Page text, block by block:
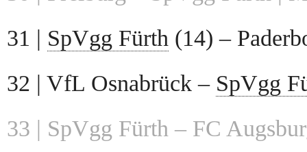
31 | SpVgg Fürth (14) –
32 | VfL Osnabrück – SpVgg
33 | SpVgg Fürth – FC